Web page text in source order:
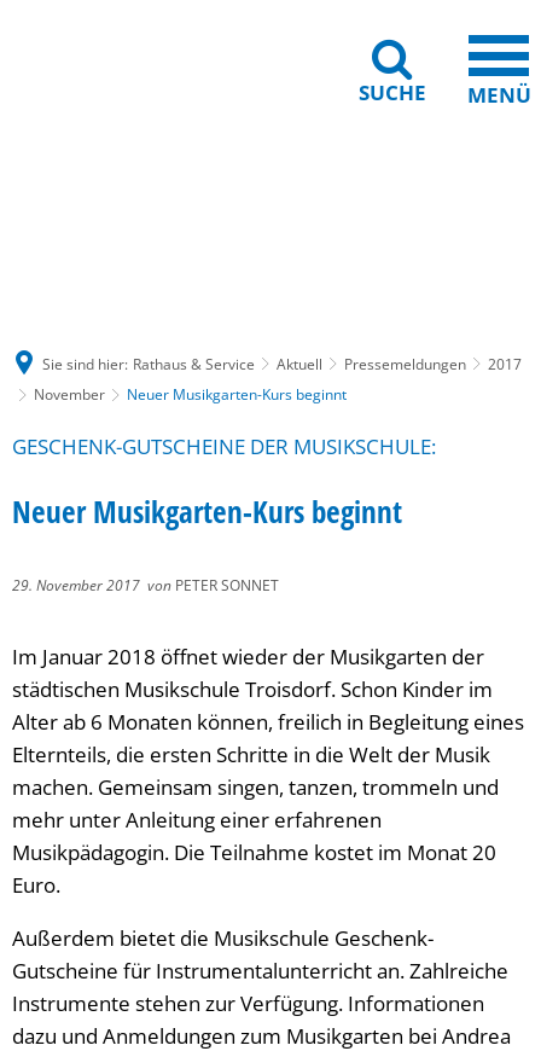
SUCHE MENÜ
Sie sind hier: Rathaus & Service Aktuell Pressemeldungen
2017
November
Neuer Musikgarten-Kurs beginnt
GESCHENK-GUTSCHEINE DER MUSIKSCHULE:
Neuer Musikgarten-Kurs beginnt
29. November 2017 von PETER SONNET
Im Januar 2018 öffnet wieder der Musikgarten der
städtischen Musikschule Troisdorf. Schon Kinder im
Alter ab 6 Monaten können, freilich in Begleitung eines
Elternteils, die ersten Schritte in die Welt der Musik
machen. Gemeinsam singen, tanzen, trommeln und
mehr unter Anleitung einer erfahrenen
Musikpädagogin. Die Teilnahme kostet im Monat 20
Euro.
Außerdem bietet die Musikschule Geschenk-
Gutscheine für Instrumentalunterricht an. Zahlreiche
Instrumente stehen zur Verfügung. Informationen
dazu und Anmeldungen zum Musikgarten bei Andrea